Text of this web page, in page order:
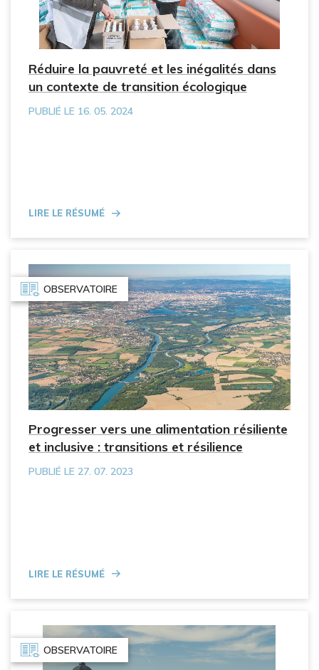
Réduire la pauvreté et les inégalités dans
un contexte de transition écologique
PUBLIÉ LE 16. 05. 2024
Lire le résumé
OBSERVATOIRE
Progresser vers une alimentation résiliente
et inclusive : transitions et résilience
PUBLIÉ LE 27. 07. 2023
Lire le résumé
OBSERVATOIRE